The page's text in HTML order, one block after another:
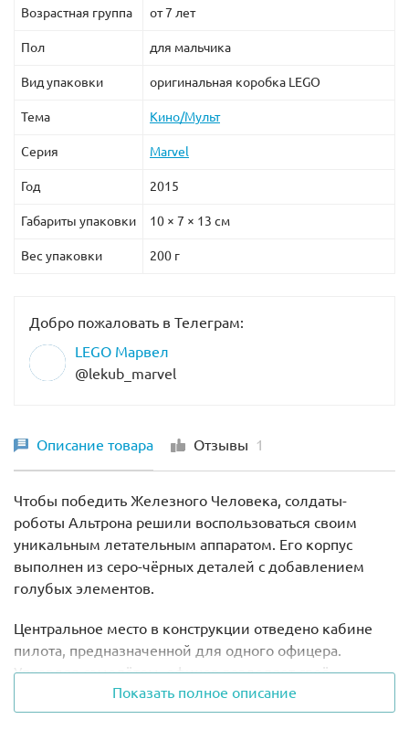
Возрастная группа от 7 лет
Пол для мальчика
Вид упаковки оригинальная коробка LEGO
Тема Кино/Мульт
Серия Marvel
Год 2015
Габариты упаковки 10 × 7 × 13 см
Вес упаковки 200 г
Добро пожаловать в Телеграм:
LEGO Марвел
@lekub_marvel
Описание товара Отзывы 1
Чтобы победить Железного Человека, солдаты-
роботы Альтрона решили воспользоваться своим
уникальным летательным аппаратом. Его корпус
выполнен из серо-чёрных деталей с добавлением
голубых элементов.
Центральное место в конструкции отведено кабине
пилота, предназначенной для одного офицера.
Управляя самолётом, офицер разделяет своё
туловище на две части, становясь единым целым с
бортовым компьютером. За кабиной пилота спрятан
Показать полное описание